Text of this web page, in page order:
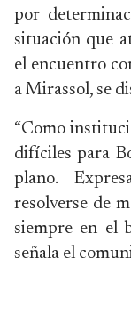
por
situación que
el encuentro
a Mirassol, se
“Como
difíciles para
plano.
resolverse de
siempre en el
señala el